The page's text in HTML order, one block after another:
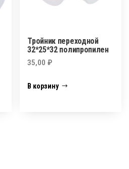
Тройник переходной
32*25*32 полипропилен
35,00₽
В корзину